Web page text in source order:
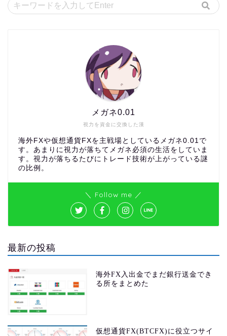
視力を資金に交換した漢
メガネ0.01
海外FXや仮想通貨FXを主戦場としているメガネ0.01で
す。あまりに視力が落ちてメガネ必須の生活をしていま
す。視力が落ちるたびにトレード技術が上がっている謎
の比例。
＼ Follow me ／
最新の投稿
海外FX入出金でまだ銀行送金でき
る所をまとめた
仮想通貨FX(BTCFX)に役立つサイ